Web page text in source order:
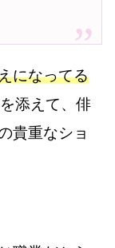
になってる
添えて、俳
貴重なショ